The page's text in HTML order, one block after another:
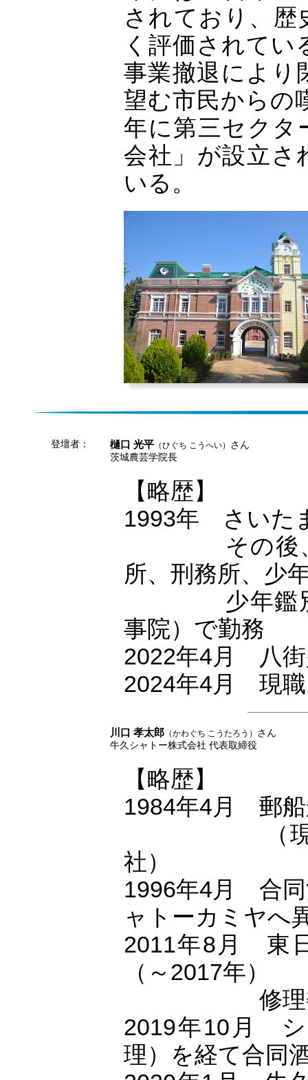
されており、歴
く評価されてい
事業撤退により
望む市民からの
年に第三セクタ
会社」が設立さ
いる。
登壇者： 樋口 光平 （ひぐち こうへい） さん
茨城農芸学院長
【略歴】
1993年 さいた
その後
所、刑務所、少
少年鑑
事院）で勤務
2022年4月 八街
2024年4月 現職
川口 孝太郎 （かわぐち こうたろう） さん
牛久シャトー株式会社 代表取締役
【略歴】
1984年4月 郵船
（
社）
1996年4月 合同
ャトーカミヤへ
2011年8月 東
（～2017年）
修理
2019年10月 シ
理）を経て合同